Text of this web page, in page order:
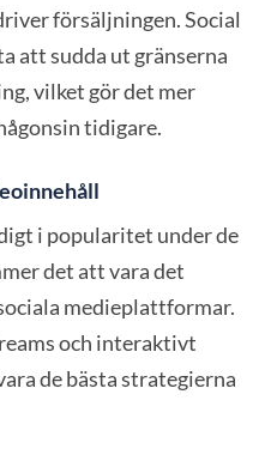
försäljningen. Social
att sudda ut gränserna
vilket gör det mer
tidigare.
i popularitet under de
det att vara det
medieplattformar.
och interaktivt
de bästa strategierna